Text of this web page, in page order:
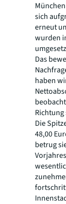
sich
erneut
wurden
Das
haben
Die
48,00
betrug